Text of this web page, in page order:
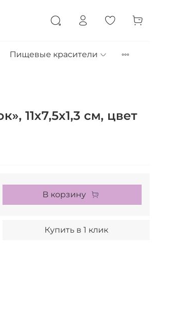
Пищевые красители
11х7,5х1,3 см, цвет
В корзину
Купить в 1 клик